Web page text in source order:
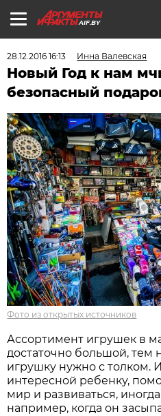
AIF.BY
28.12.2016 16:13 Инна Валевская
Новый Год к нам
безопасный
Фото из открытых источников
Ассортимент игрушек в
достаточно большой, тем
игрушку нужно с толком.
интересной ребенку,
мир и развиваться,
например, когда он